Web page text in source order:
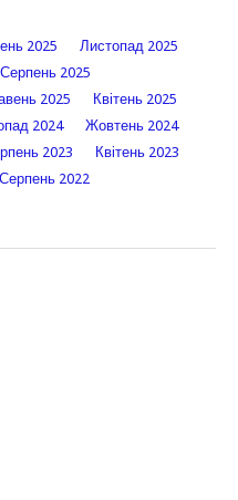
2025
Листопад 2025
Серпень 2025
2025
Квітень 2025
2024
Жовтень 2024
2023
Квітень 2023
Серпень 2022